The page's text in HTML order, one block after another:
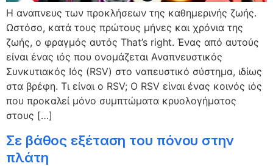
Η αναπνευς των προκλήσεων της καθημερινής ζωής.
Ωστόσο, κατά τους πρώτους μήνες και χρόνια της
ζωής, ο φραγμός αυτός That’s right. Ένας από αυτούς
είναι ένας ιός που ονομάζεται Αναπνευστικός
Συνκυτιακός Ιός (RSV) στο ναπευστικό σύστημα, ιδίως
στα βρέφη. Τι είναι ο RSV; Ο RSV είναι ένας κοινός ιός
που προκαλεί μόνο συμπτώματα κρυολογήματος
στους […]
Σε βάθος εξέταση του πόνου στην
πλάτη